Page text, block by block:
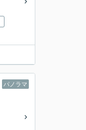
パノラマ